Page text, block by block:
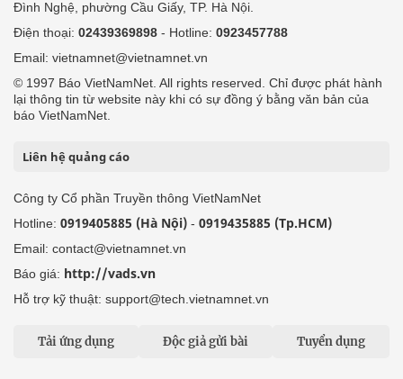
Đình Nghệ, phường Cầu Giấy, TP. Hà Nội.
Điện thoại: 02439369898 - Hotline: 0923457788
Email: vietnamnet@vietnamnet.vn
© 1997 Báo VietNamNet. All rights reserved. Chỉ được phát hành
lại thông tin từ website này khi có sự đồng ý bằng văn bản của
báo VietNamNet.
Liên hệ quảng cáo
Công ty Cổ phần Truyền thông VietNamNet
Hotline: 0919405885 (Hà Nội) - 0919435885 (Tp.HCM)
Email: contact@vietnamnet.vn
Báo giá: http://vads.vn
Hỗ trợ kỹ thuật: support@tech.vietnamnet.vn
Tải ứng dụng Độc giả gửi bài Tuyển dụng